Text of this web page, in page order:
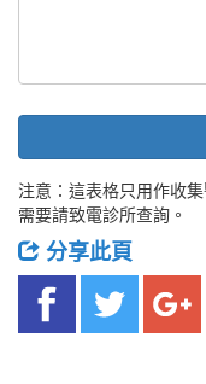
注意：這表格只用作收
需要請致電診所查詢。
分享此頁